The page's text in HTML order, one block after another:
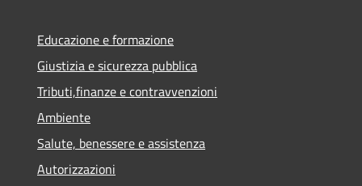
Educazione e formazione
Giustizia e sicurezza pubblica
Tributi,finanze e contravvenzioni
Ambiente
Salute, benessere e assistenza
Autorizzazioni